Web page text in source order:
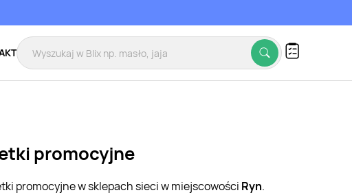
promocyjne
promocyjne w sklepach sieci w miejscowości Ryn.